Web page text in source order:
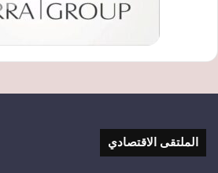
الملتقى الاقتصادي